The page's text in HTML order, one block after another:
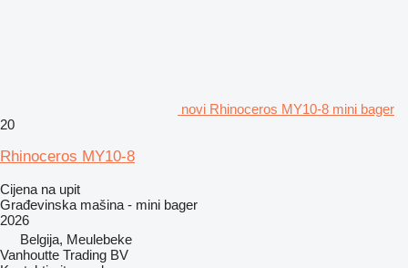
novi Rhinoceros MY10-8 mini bager
20
Rhinoceros MY10-8
Cijena na upit
Građevinska mašina - mini bager
2026
Belgija, Meulebeke
Vanhoutte Trading BV